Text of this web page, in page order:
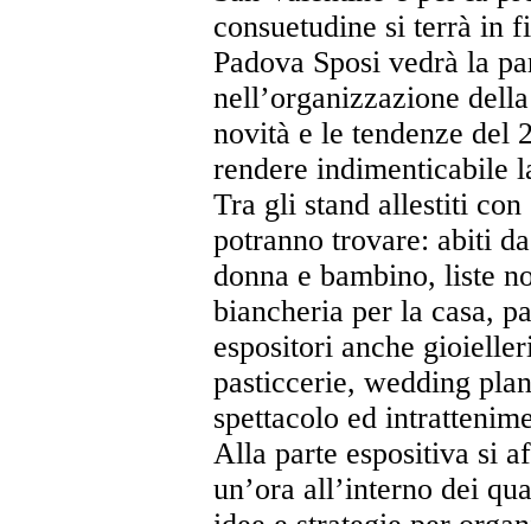
consuetudine si terrà in
Padova Sposi vedrà la
nell’organizzazione
novità e le tendenze del
rendere indimenticabile
Tra gli stand allestiti
potranno trovare: abiti
donna e bambino, liste
biancheria per la casa,
espositori anche
pasticcerie, wedding
spettacolo ed
Alla parte espositiva si
un’ora all’interno dei